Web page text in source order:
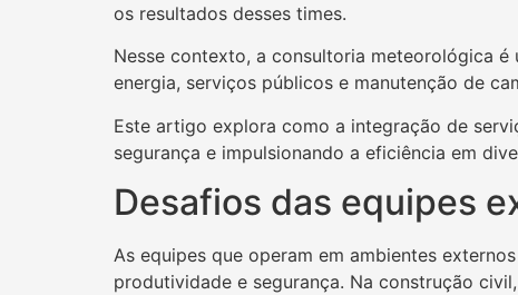
os resultados desses times.
Nesse contexto, a consultoria meteorológica
energia, serviços públicos e manutenção de
Este artigo explora como a integração de
segurança e impulsionando a eficiência em
Desafios das equipes
As equipes que operam em ambientes
produtividade e segurança. Na construção